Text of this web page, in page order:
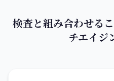
検査と組み合わせる
チエイジ